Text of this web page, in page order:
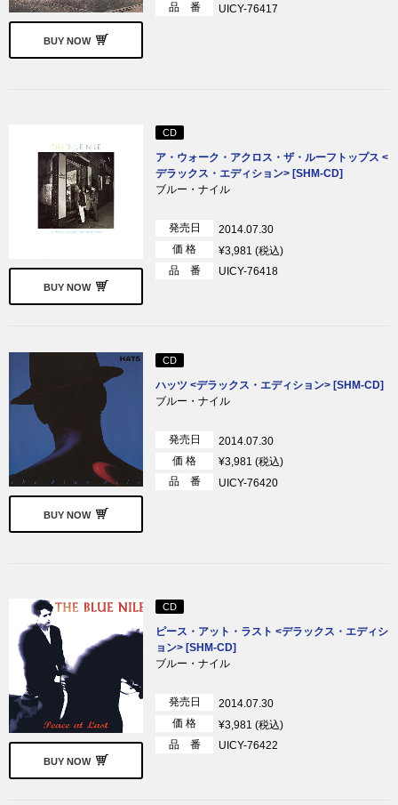
BUY NOW
品 番 UICY-76417
BUY NOW
CD
ア・ウォーク・アクロス・ザ・ルーフトップス <
デラックス・エディション> [SHM-CD]
ブルー・ナイル
発売日
2014.07.30
価 格
¥3,981 (税込)
品 番
UICY-76418
BUY NOW
CD
ハッツ <デラックス・エディション> [SHM-CD]
ブルー・ナイル
発売日
2014.07.30
価 格
¥3,981 (税込)
品 番
UICY-76420
BUY NOW
CD
ピース・アット・ラスト <デラックス・エディシ
ョン> [SHM-CD]
ブルー・ナイル
発売日
2014.07.30
価 格
¥3,981 (税込)
品 番
UICY-76422